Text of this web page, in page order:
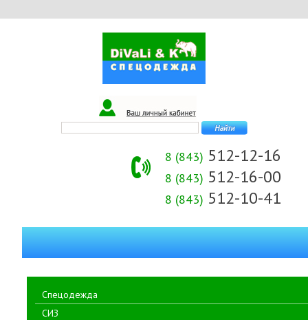
8 (843) 512-12-16
8 (843) 512-16-00
8 (843) 512-10-41
Спецодежда
СИЗ